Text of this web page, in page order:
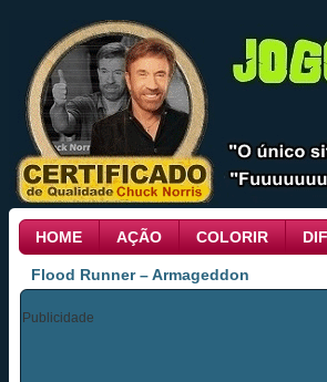
HOME AÇÃO COLORIR
Flood Runner – Armageddon
Publicidade